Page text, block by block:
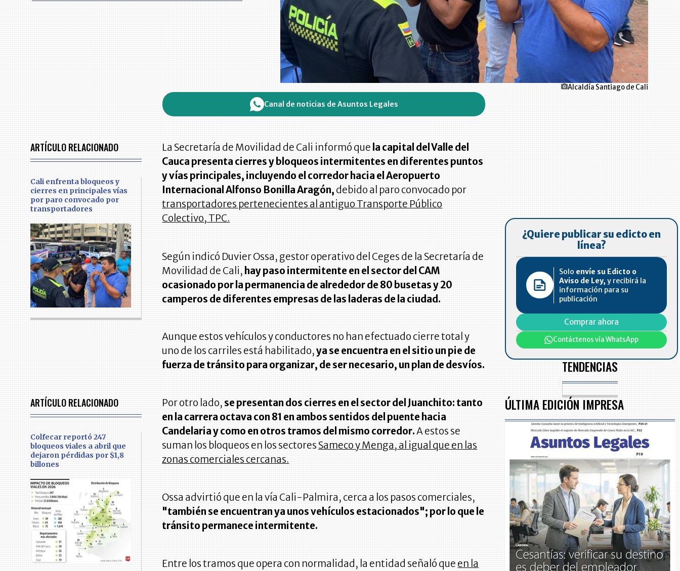
Alcaldía Santiago de Cali
Canal de noticias de Asuntos Legales
ARTÍCULO RELACIONADO
Cali enfrenta bloqueos y
cierres en principales vías
por paro convocado por
transportadores
La Secretaría de Movilidad de Cali informó que la capital del Valle del
Cauca presenta cierres y bloqueos intermitentes en diferentes puntos
y vías principales, incluyendo el corredor hacia el Aeropuerto
Internacional Alfonso Bonilla Aragón, debido al paro convocado por
transportadores pertenecientes al antiguo Transporte Público
Colectivo, TPC.
Según indicó Duvier Ossa, gestor operativo del Ceges de la Secretaría de
Movilidad de Cali, hay paso intermitente en el sector del CAM
ocasionado por la permanencia de alrededor de 80 busetas y 20
camperos de diferentes empresas de las laderas de la ciudad.
Aunque estos vehículos y conductores no han efectuado cierre total y
uno de los carriles está habilitado,ya se encuentra en el sitio un pie de
fuerza de tránsito para organizar, de ser necesario, un plan de desvíos.
ARTÍCULO RELACIONADO
Colfecar reportó 247
bloqueos viales a abril que
dejaron pérdidas por $1,8
billones
Por otro lado, se presentan dos cierres en el sector del Juanchito: tanto
en la carrera octava con 81 en ambos sentidos del puente hacia
Candelaria y como en otros tramos del mismo corredor.A estos se
suman los bloqueos en los sectores Sameco y Menga, al igual que en las
zonas comerciales cercanas.
Ossa advirtió que en la vía Cali-Palmira, cerca a los pasos comerciales,
"también se encuentran ya unos vehículos estacionados"; por lo que le
tránsito permanece intermitente.
Entre los tramos que opera con normalidad, la entidad señaló que en la
¿Quiere publicar su edicto en
línea?
Solo envíe su Edicto o
Aviso de Ley, y recibirá la
información para su
publicación
Comprar ahora
Contáctenos vía WhatsApp
TENDENCIAS
ÚLTIMA EDICIÓN IMPRESA